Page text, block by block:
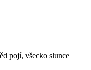
pojí, všecko slunce